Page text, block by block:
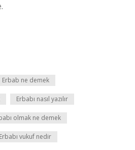
Erbab ne demek
Erbabı nasıl yazılır
olmak ne demek
Erbabı vukuf nedir